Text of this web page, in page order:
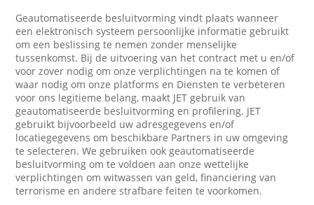
Geautomatiseerde besluitvorming vindt plaats wanneer
een elektronisch systeem persoonlijke informatie gebruikt
om een beslissing te nemen zonder menselijke
tussenkomst. Bij de uitvoering van het contract met u en/of
voor zover nodig om onze verplichtingen na te komen of
waar nodig om onze platforms en Diensten te verbeteren
voor ons legitieme belang, maakt JET gebruik van
geautomatiseerde besluitvorming en profilering. JET
gebruikt bijvoorbeeld uw adresgegevens en/of
locatiegegevens om beschikbare Partners in uw omgeving
te selecteren. We gebruiken ook geautomatiseerde
besluitvorming om te voldoen aan onze wettelijke
verplichtingen om witwassen van geld, financiering van
terrorisme en andere strafbare feiten te voorkomen.